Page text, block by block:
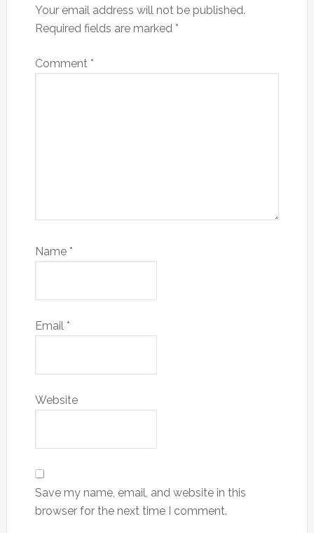
Your email address will not be published.
Required fields are marked *
Comment *
Name *
Email *
Website
Save my name, email, and website in this
browser for the next time I comment.